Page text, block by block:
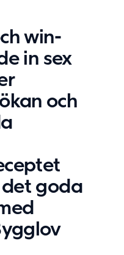
win-
in sex
och
goda